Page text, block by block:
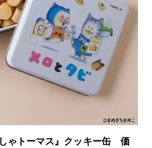
しゃトーマス』クッキー缶 価